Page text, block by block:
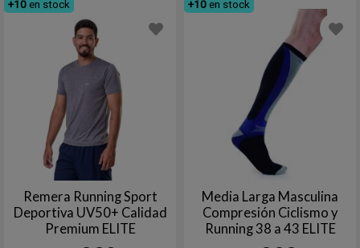
+10 en stock
Remera Running Sport
Deportiva UV50+ Calidad
Premium ELITE
+10 en stock
Media Larga Masculina
Compresión Ciclismo y
Running 38 a 43 ELITE